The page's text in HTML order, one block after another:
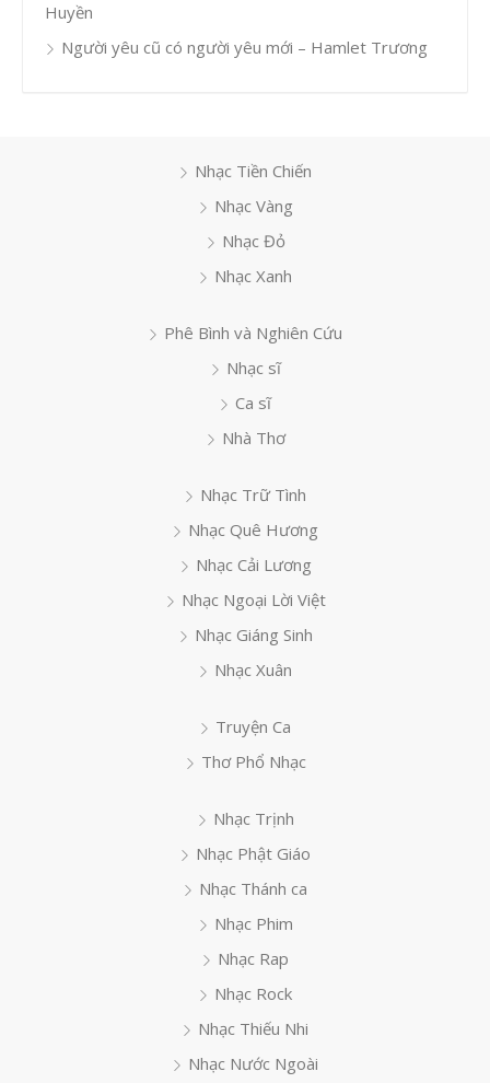
Huyền
Người yêu cũ có người yêu mới – Hamlet Trương
Nhạc Tiền Chiến
Nhạc Vàng
Nhạc Đỏ
Nhạc Xanh
Phê Bình và Nghiên Cứu
Nhạc sĩ
Ca sĩ
Nhà Thơ
Nhạc Trữ Tình
Nhạc Quê Hương
Nhạc Cải Lương
Nhạc Ngoại Lời Việt
Nhạc Giáng Sinh
Nhạc Xuân
Truyện Ca
Thơ Phổ Nhạc
Nhạc Trịnh
Nhạc Phật Giáo
Nhạc Thánh ca
Nhạc Phim
Nhạc Rap
Nhạc Rock
Nhạc Thiếu Nhi
Nhạc Nước Ngoài